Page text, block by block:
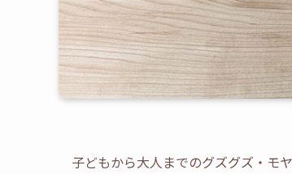
子どもから大人までのグズグズ・モ